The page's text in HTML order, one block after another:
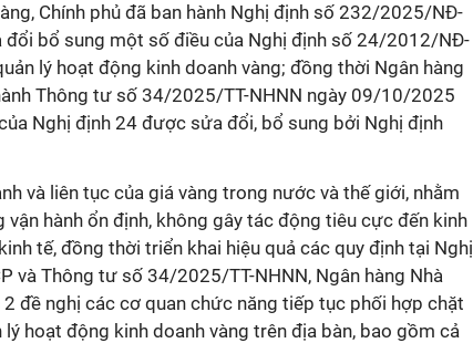
Chính phủ đã ban hành Nghị định số 232/2025/NĐ-
bổ sung một số điều của Nghị định số 24/2012/NĐ-
lý hoạt động kinh doanh vàng; đồng thời Ngân hàng
Thông tư số 34/2025/TT-NHNN ngày 09/10/2025
Nghị định 24 được sửa đổi, bổ sung bởi Nghị định
và liên tục của giá vàng trong nước và thế giới, nhằm
hành ổn định, không gây tác động tiêu cực đến kinh
tế, đồng thời triển khai hiệu quả các quy định tại Nghị
và Thông tư số 34/2025/TT-NHNN, Ngân hàng Nhà
đề nghị các cơ quan chức năng tiếp tục phối hợp chặt
hoạt động kinh doanh vàng trên địa bàn, bao gồm cả